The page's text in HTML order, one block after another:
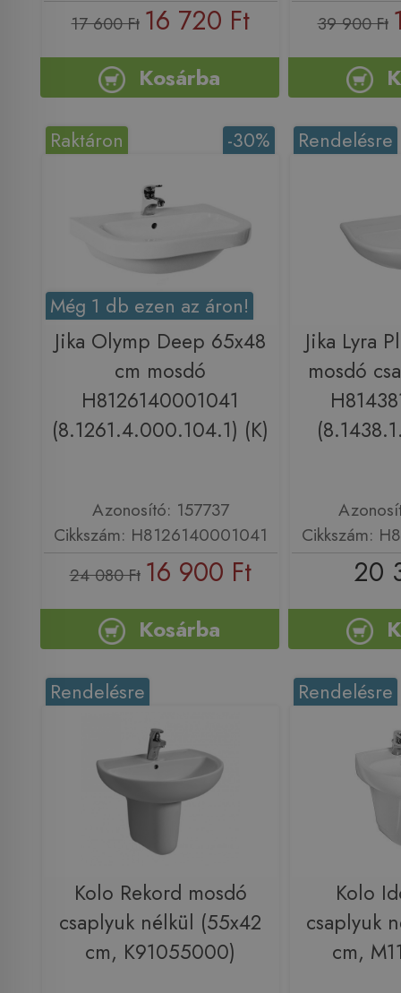
17 600 Ft 16 720 Ft
Kosárba
39 900 Ft
-30%
Raktáron
Még 1 db ezen az áron!
Jika Olymp Deep 65x48
cm mosdó
H8126140001041
(8.1261.4.000.104.1) (K)
Azonosító: 157737
Cikkszám: H8126140001041
24 080 Ft 16 900 Ft
Kosárba
Rendelésre
Jika Lyra
mosdó
Cikkszám:
20
Rendelésre
Kolo Rekord mosdó
csaplyuk nélkül (55x42
cm, K91055000)
Rendelésre
Kolo
csaplyuk
cm,